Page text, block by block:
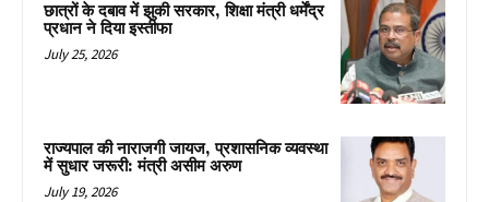
छात्रों के दबाव में झुकी सरकार, शिक्षा मंत्री धर्मेंद्र
प्रधान ने दिया इस्तीफा
July 25, 2026
राज्यपाल की नाराजगी जायज, प्रशासनिक व्यवस्था
में सुधार जरूरी: मंत्री असीम अरुण
July 19, 2026